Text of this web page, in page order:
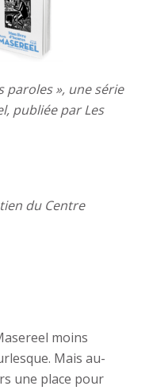
paroles », une série
publiée par Les
du Centre
moins
Mais au-
une place pour